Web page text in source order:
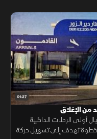
01:27
من الإغلاق
أولى الرحلات الداخلية
خطوة تهدف إلى تسهيل حركة